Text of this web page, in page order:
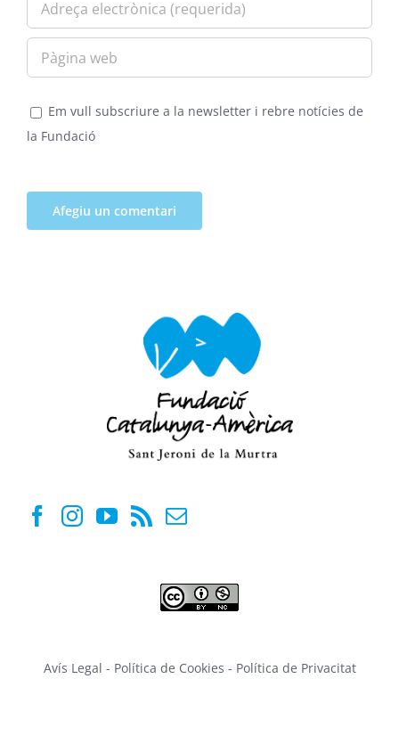
Em vull subscriure a la newsletter i rebre notícies de
la Fundació
Avís Legal - Política de Cookies - Política de Privacitat